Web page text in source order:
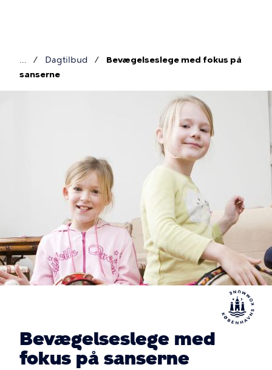
Brødkrumme
Dagtilbud
Bevægelseslege med fokus på
sanserne
Bevægelseslege med
fokus på sanserne